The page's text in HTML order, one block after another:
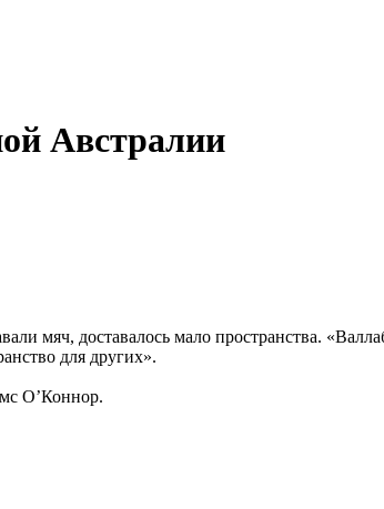
Австралии
мяч, доставалось мало пространства.
для других».
О’Коннор.